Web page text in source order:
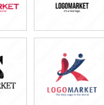
)
49,800円
(税込54,780円)